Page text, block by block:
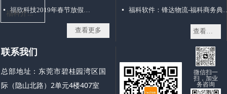
넷 福欣科技2019年春节放假通知 넷 福科软件：锋达
联系我们
总部地址：东莞市碧桂园湾区国
际（隐山北路）2单元4楼407室
查看更多 查看更多
微信扫一
扫，加业
务咨询
福
科介绍资料补充--1558805179-东莞市福欣电脑科技有限公司